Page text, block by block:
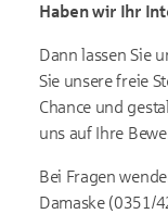
Haben wir Ihr
Dann lassen Sie
Sie unsere freie
Chance und
uns auf Ihre
Bei Fragen
Damaske (0351/